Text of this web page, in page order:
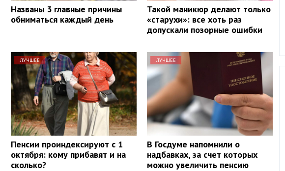
Названы 3 главные причины
обниматься каждый день
Такой маникюр делают только
«старухи»: все хоть раз
допускали позорные ошибки
ЛУЧШЕЕ
Пенсии проиндексируют с 1
октября: кому прибавят и на
сколько?
ЛУЧШЕЕ
В Госдуме напомнили о
надбавках, за счет которых
можно увеличить пенсию